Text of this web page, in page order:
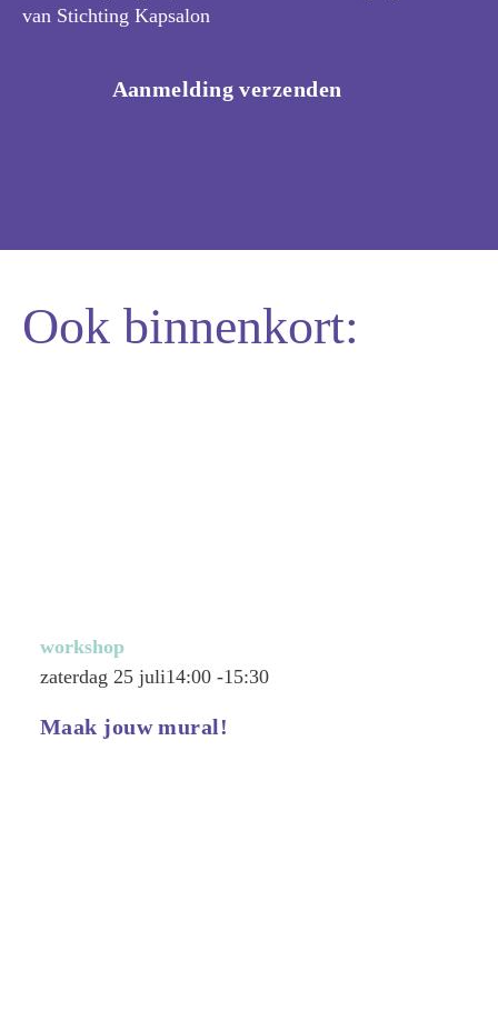
van Stichting Kapsalon
Aanmelding verzenden
Ook binnenkort:
workshop
zaterdag 25 juli14:00 -15:30
Maak jouw mural!